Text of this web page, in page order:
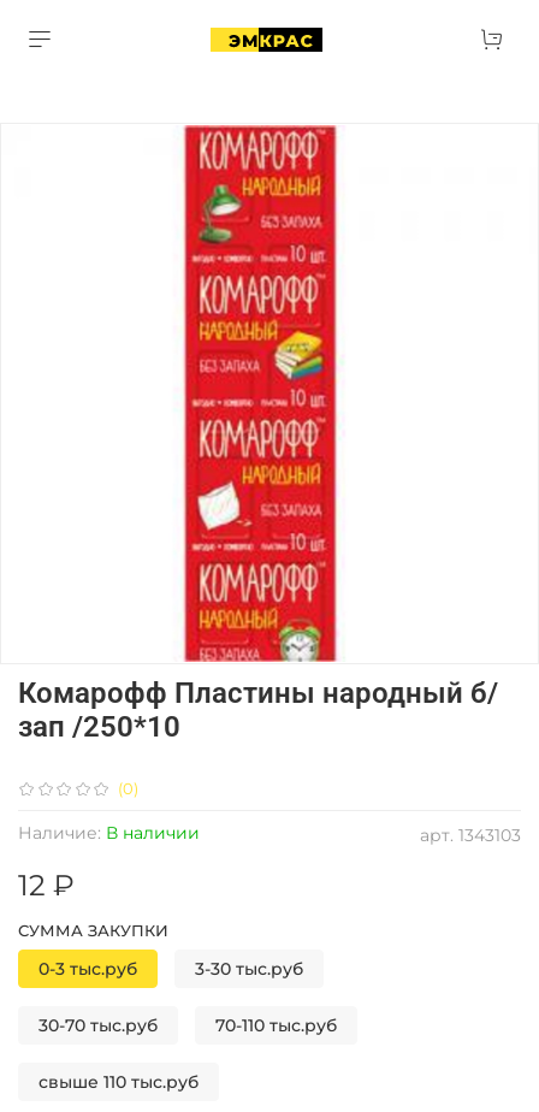
(0)
арт. 1343103
Наличие: В наличии
Комарофф Пластины народный б/
зап /250*10
12 ₽
СУММА ЗАКУПКИ
0-3 тыс.руб 3-30 тыс.руб
30-70 тыс.руб 70-110 тыс.руб
свыше 110 тыс.руб